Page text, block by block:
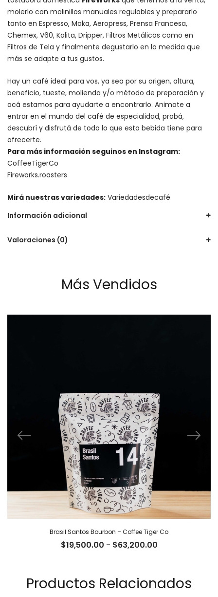
molerlo con molinillos manuales regulables y prepararlo
tanto en Espresso, Moka, Aeropress, Prensa Francesa,
Chemex, V60, Kalita, Dripper, Filtros Metálicos como en
Filtros de Tela y finalmente degustarlo en la medida que
más se adapte a tus gustos.
Hay un café ideal para vos, ya sea por su origen, altura,
beneficio, tueste, molienda y/o método de preparación y
acá estamos para ayudarte a encontrarlo. Animate a
entrar en el mundo del café de especialidad, probá,
descubrí y disfrutá de todo lo que esta bebida tiene para
ofrecerte.
Para más información seguinos en Instagram:
CoffeeTigerCo
Fireworks.roasters
Mirá nuestras variedades: Variedadesdecafé
Información adicional
Valoraciones (0)
Más Vendidos
Brasil Santos Bourbon – Coffee Tiger Co
$19,500.00 - $63,200.00Rango
$19,500.00
Productos Relacionados